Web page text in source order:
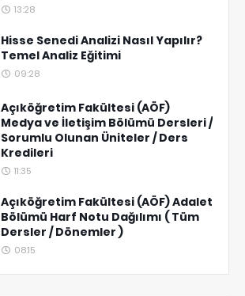
13:28
Hisse Senedi Analizi Nasıl Yapılır?
Temel Analiz Eğitimi
09:28
Açıköğretim Fakültesi (AÖF)
Medya ve İletişim Bölümü Dersleri /
Sorumlu Olunan Üniteler / Ders
Kredileri
11:35
Açıköğretim Fakültesi (AÖF) Adalet
Bölümü Harf Notu Dağılımı ( Tüm
Dersler / Dönemler )
08:15